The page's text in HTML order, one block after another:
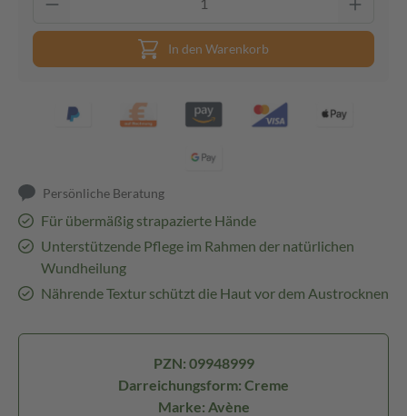
In den Warenkorb
Persönliche Beratung
Für übermäßig strapazierte Hände
Unterstützende Pflege im Rahmen der natürlichen
Wundheilung
Nährende Textur schützt die Haut vor dem Austrocknen
PZN: 09948999
Darreichungsform: Creme
Marke: Avène